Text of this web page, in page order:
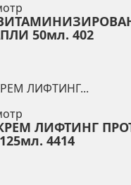
50мл. 402
КРЕМ ЛИФТИНГ
4414